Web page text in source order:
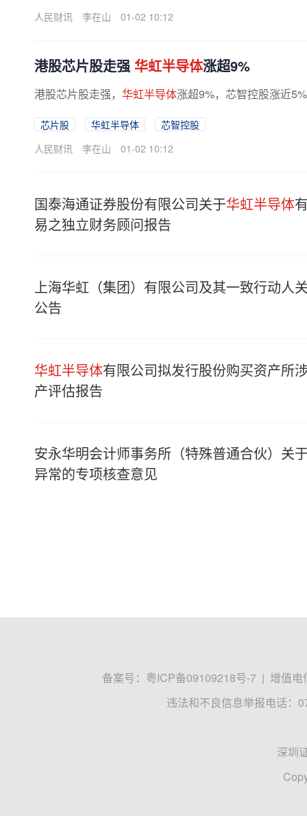
人民财讯
李在山 01-02 10:12
港股芯片股走强 华虹半导体涨超9%
港股芯片股走强， 华虹半导体涨超9%，芯智控股涨近
芯片股 华虹半导体
芯智控股
人民财讯
李在山 01-02 10:12
国泰海通证券股份有限公司关于华虹半导体
易之独立财务顾问报告
上海华虹（集团）有限公司及其一致行动人
公告
华虹半导体有限公司拟发行股份购买资产所
产评估报告
安永华明会计师事务所（特殊普通合伙）关
异常的专项核查意见
备案号： 粤ICP备09109218号-7 | 增值电
违法和不良信息举报电话：
深圳